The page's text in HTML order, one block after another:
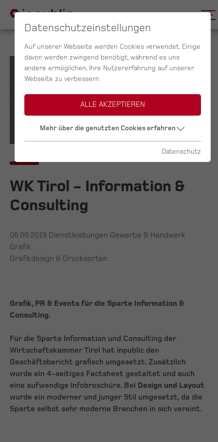
WK Tirol - Information &
Consulting
06.09.2019 Dienstleistungen Gewerbe & Handwerk
Grafik
Grafikdesign & Drucksorten
Grafik, PR & Events für die Sparte Information &
Consulting.
Für die Sparte Information und Consulting der
Wirtschaftskammer Tirol hat inpublic den
Geschäftsbericht grafisch umgesetzt. Zusätzlich
wurde ein 4-seitiges Factsheet gestaltet und auch
eine aufwendige Infobroschüre. Bei Design und Layout
wurde ein moderner und junger Stil umgesetzt, da die
Sparte selbst sehr moderne Branchen in sich vereint.
Datenschutzeinstellungen
Auf unserer Webseite werden Cookies verwendet. Einige
davon werden zwingend benötigt, während es uns
andere ermöglichen, Ihre Nutzererfahrung auf unserer
Webseite zu verbessern.
ALLE AKZEPTIEREN
Mehr über die genutzten Cookies erfahren
Datenschutz